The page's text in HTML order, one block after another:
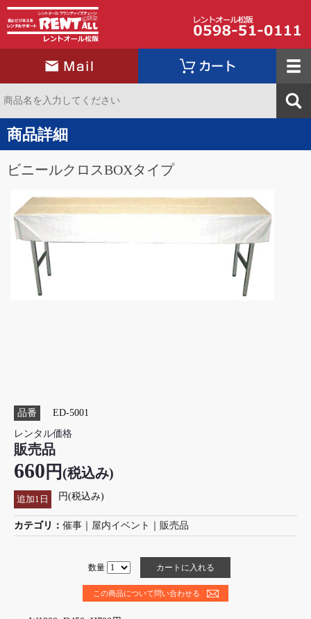
商品詳細
ビニールクロスBOXタイプ
品番
ED-5001
レンタル価格
販売品
660 円 (税込み)
追加1日 円(税込み)
カテゴリ： 催事 屋内イベント 販売品
数量
この商品について問い合わせる